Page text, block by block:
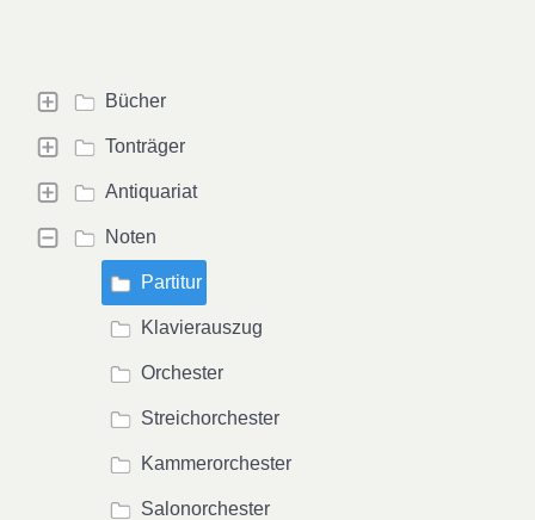
Bücher
Tonträger
Antiquariat
Noten
Partitur
Klavierauszug
Orchester
Streichorchester
Kammerorchester
Salonorchester